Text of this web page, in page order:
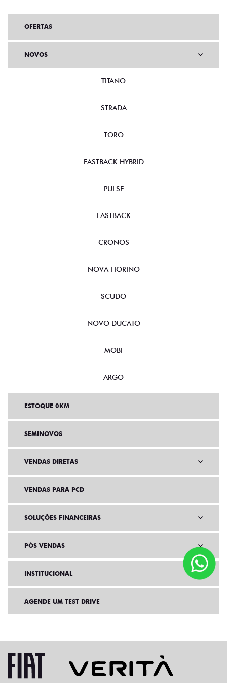
OFERTAS
NOVOS
TITANO
STRADA
TORO
FASTBACK HYBRID
PULSE
FASTBACK
CRONOS
NOVA FIORINO
SCUDO
NOVO DUCATO
MOBI
ARGO
ESTOQUE 0KM
SEMINOVOS
VENDAS DIRETAS
VENDAS PARA PCD
SOLUÇÕES FINANCEIRAS
PÓS VENDAS
INSTITUCIONAL
AGENDE UM TEST DRIVE